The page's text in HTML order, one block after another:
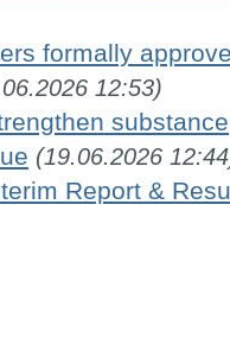
formally
12:53)
(19.06.2026
Report &